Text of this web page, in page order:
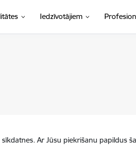
Iedzīvotājiem
Ar Jūsu piekrišanu papildus